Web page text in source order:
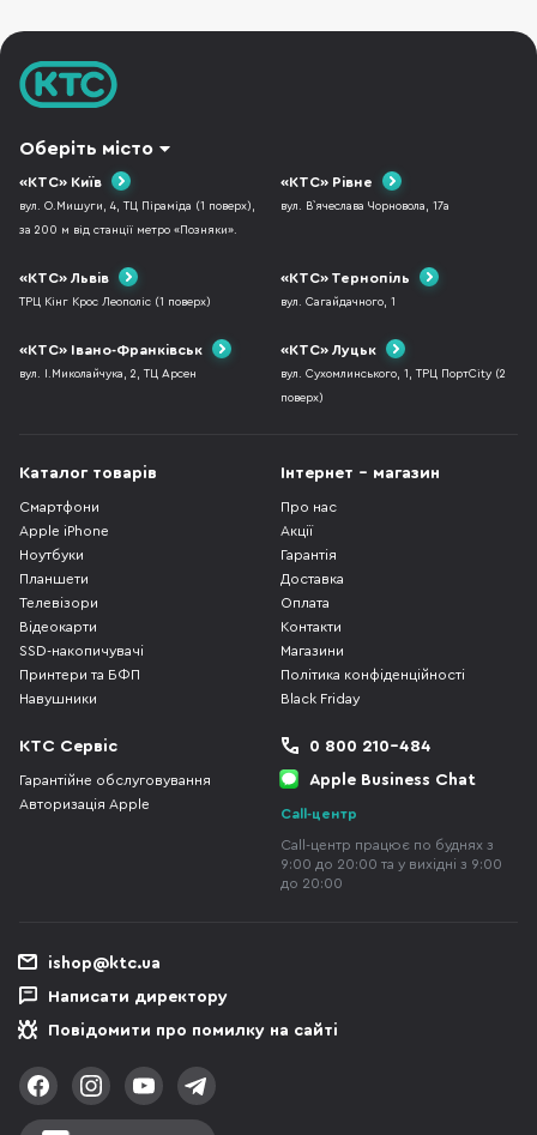
Оберіть місто
«КТС» Київ
вул. О.Мишуги, 4, ТЦ Піраміда (1 поверх),
за 200 м від станції метро «Позняки».
«КТС» Рівне
вул. В`ячеслава Чорновола, 17а
«КТС» Львів
ТРЦ Кінг Крос Леополіс (1 поверх)
«КТС» Тернопіль
вул. Сагайдачного, 1
«КТС» Івано-Франківськ
вул. І.Миколайчука, 2, ТЦ Арсен
«КТС» Луцьк
вул. Сухомлинського, 1, ТРЦ ПортCity (2
поверх)
Каталог товарів
Смартфони
Apple iPhone
Ноутбуки
Планшети
Телевізори
Відеокарти
SSD-накопичувачі
Принтери та БФП
Навушники
Інтернет - магазин
Про нас
Акції
Гарантія
Доставка
Оплата
Контакти
Магазини
Політика конфіденційності
Black Friday
КТС Сервіс
Гарантійне обслуговування
Авторизація Apple
0 800 210-484
Apple Business Chat
Call-центр
Call-центр працює по буднях з
9:00 до 20:00 та у вихідні з 9:00
до 20:00
ishop@ktc.ua
Написати директору
Повідомити про помилку на сайті